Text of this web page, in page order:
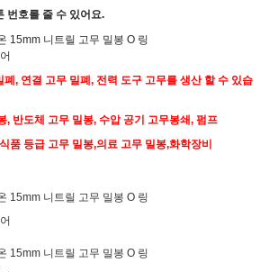
번호를 줄 수 있어요.
, 연결 고무 밀폐, 전력 도구 고무를 생산 할 수 있습
, 반도체 고무 밀봉, 수압 공기 고무봉쇄, 펌프
품 등급 고무 밀봉,의료 고무 밀봉,화학장비